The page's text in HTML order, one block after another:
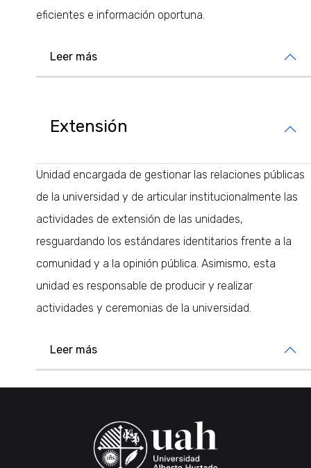
eficientes e información oportuna.
Leer más
Extensión
Unidad encargada de gestionar las relaciones públicas
de la universidad y de articular institucionalmente las
actividades de extensión de las unidades,
resguardando los estándares identitarios frente a la
comunidad y a la opinión pública. Asimismo, esta
unidad es responsable de producir y realizar
actividades y ceremonias de la universidad.
Leer más